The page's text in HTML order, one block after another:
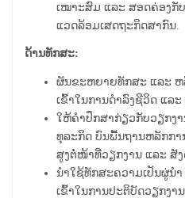
ເໝາະສົມ ແລະ ສອດຄ່ອງກັ
ແວດລ້ອມເສດຖະກິດສາກົນ.
ດ້ານທັກສະ:
ຜັນຂະຫຍາຍທັກສະ ແລະ
ເຂົ້າໃນການດໍາລົງຊີວິດ ແລ
ໃຫ້ຄໍາປຶກສາກ່ຽວກັບວຽກງ
ທຸລະກິດ ບົນພື້ນຖານຫລັກກ
ສູງຕໍ່ໜ້າທີ່ວຽກງານ ແລະ ສັງ
ນໍາໃຊ້ທັກສະຄວາມເປັນຜູ່ນໍ
ເຂົ້າໃນການປະຕິບັດວຽກງາ